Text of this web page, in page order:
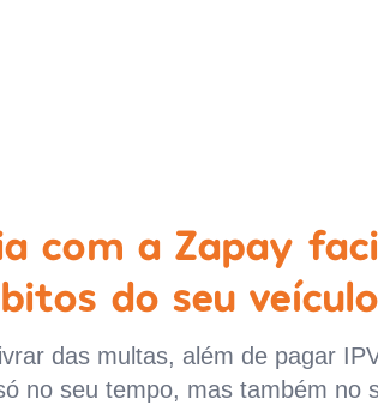
com a Zapay
do seu veículo
das multas, além de pagar
no seu tempo, mas também no